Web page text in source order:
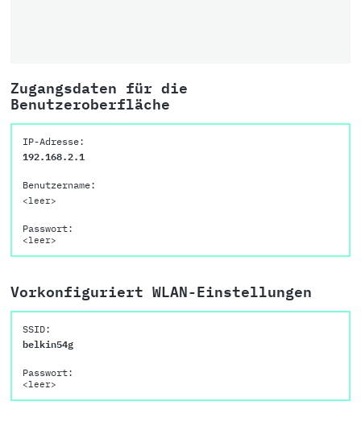
Zugangsdaten für die
Benutzeroberfläche
IP-Adresse:
192.168.2.1
Benutzername:
<leer>
Passwort:
<leer>
Vorkonfiguriert WLAN-Einstellungen
SSID:
belkin54g
Passwort:
<leer>